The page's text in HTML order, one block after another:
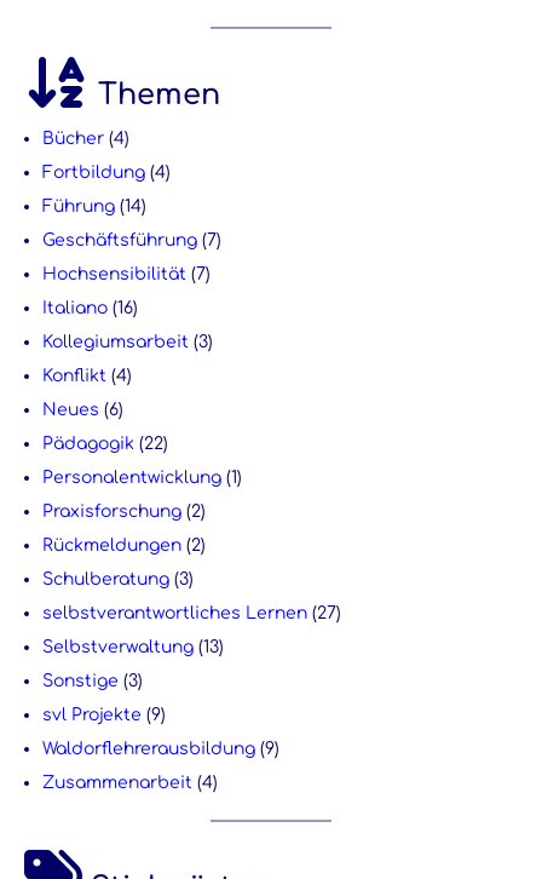
Themen
Bücher (4)
Fortbildung (4)
Führung (14)
Geschäftsführung (7)
Hochsensibilität (7)
Italiano (16)
Kollegiumsarbeit (3)
Konflikt (4)
Neues (6)
Pädagogik (22)
Personalentwicklung (1)
Praxisforschung (2)
Rückmeldungen (2)
Schulberatung (3)
selbstverantwortliches Lernen (27)
Selbstverwaltung (13)
Sonstige (3)
svl Projekte (9)
Waldorflehrerausbildung (9)
Zusammenarbeit (4)